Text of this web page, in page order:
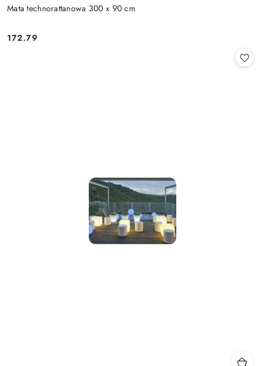
Mata technorattanowa 300 x 90 cm
Cena:
172.79